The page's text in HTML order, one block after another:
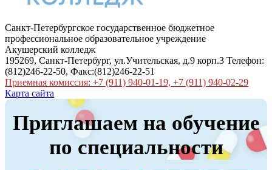
Санкт-Петербургское государственное бюджетное
профессиональное образовательное учреждение
Акушерский колледж
195269, Санкт-Петербург, ул.Учительская, д.9 корп.3 Телефон:
(812)246-22-50, Факс:(812)246-22-51
Приемная комиссия: +7 (911) 940-01-19, +7 (911) 940-02-29
Карта сайта
Приглашаем на обучение
по специальности